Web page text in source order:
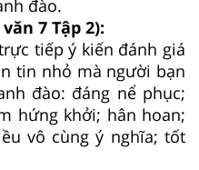
đào.
7 Tập 2):
tiếp ý kiến đánh giá
tin nhỏ mà người bạn
đào: đáng nể phục;
hứng khởi; hân hoan;
vô cùng ý nghĩa; tốt